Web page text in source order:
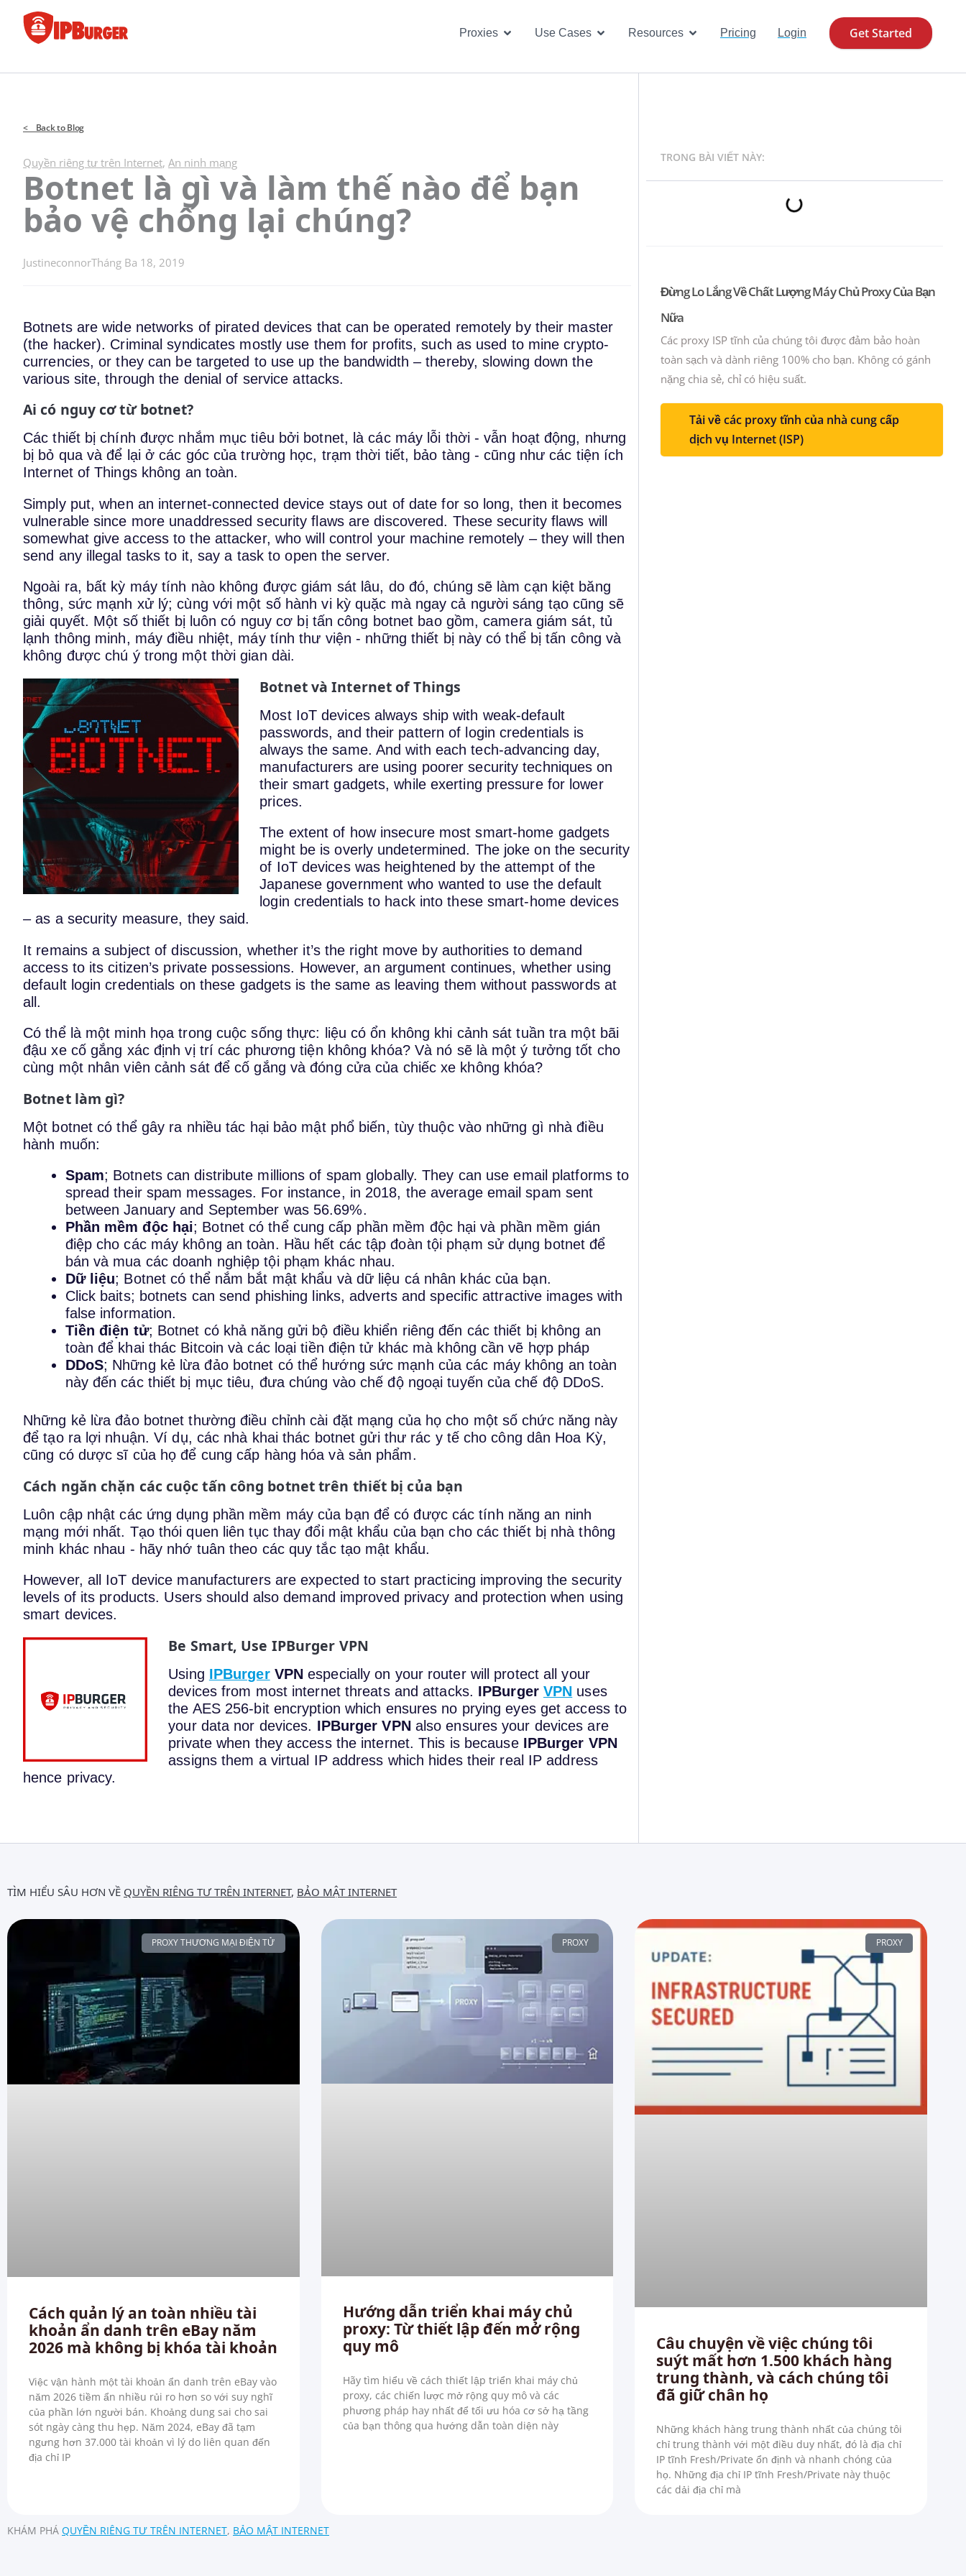
nội
Proxies Open Proxies
Use Cases Open Use Cases
Resources Open Resources
Pricing Login Get Started
< Back to Blog
Quyền riêng tư trên Internet, An ninh mạng
Botnet là gì và làm thế nào để bạn
bảo vệ chống lại chúng?
JustineconnorTháng Ba 18, 2019
Botnets are wide networks of pirated devices that can be operated remotely by their master
(the hacker). Criminal syndicates mostly use them for profits, such as used to mine crypto-
currencies, or they can be targeted to use up the bandwidth – thereby, slowing down the
various site, through the denial of service attacks.
Ai có nguy cơ từ botnet?
Các thiết bị chính được nhắm mục tiêu bởi botnet, là các máy lỗi thời - vẫn hoạt động, nhưng
bị bỏ qua và để lại ở các góc của trường học, trạm thời tiết, bảo tàng - cũng như các tiện ích
Internet of Things không an toàn.
Simply put, when an internet-connected device stays out of date for so long, then it becomes
vulnerable since more unaddressed security flaws are discovered. These security flaws will
somewhat give access to the attacker, who will control your machine remotely – they will then
send any illegal tasks to it, say a task to open the server.
Ngoài ra, bất kỳ máy tính nào không được giám sát lâu, do đó, chúng sẽ làm cạn kiệt băng
thông, sức mạnh xử lý; cùng với một số hành vi kỳ quặc mà ngay cả người sáng tạo cũng sẽ
giải quyết. Một số thiết bị luôn có nguy cơ bị tấn công botnet bao gồm, camera giám sát, tủ
lạnh thông minh, máy điều nhiệt, máy tính thư viện - những thiết bị này có thể bị tấn công và
không được chú ý trong một thời gian dài.
Botnet và Internet of Things
Most IoT devices always ship with weak-default
passwords, and their pattern of login credentials is
always the same. And with each tech-advancing day,
manufacturers are using poorer security techniques on
their smart gadgets, while exerting pressure for lower
prices.
The extent of how insecure most smart-home gadgets
might be is overly undetermined. The joke on the security
of IoT devices was heightened by the attempt of the
Japanese government who wanted to use the default
login credentials to hack into these smart-home devices
– as a security measure, they said.
It remains a subject of discussion, whether it’s the right move by authorities to demand
access to its citizen’s private possessions. However, an argument continues, whether using
default login credentials on these gadgets is the same as leaving them without passwords at
all.
Có thể là một minh họa trong cuộc sống thực: liệu có ổn không khi cảnh sát tuần tra một bãi
đậu xe cố gắng xác định vị trí các phương tiện không khóa? Và nó sẽ là một ý tưởng tốt cho
cùng một nhân viên cảnh sát để cố gắng và đóng cửa của chiếc xe không khóa?
Botnet làm gì?
Một botnet có thể gây ra nhiều tác hại bảo mật phổ biến, tùy thuộc vào những gì nhà điều
hành muốn:
Spam; Botnets can distribute millions of spam globally. They can use email platforms to
spread their spam messages. For instance, in 2018, the average email spam sent
between January and September was 56.69%.
Phần mềm độc hại; Botnet có thể cung cấp phần mềm độc hại và phần mềm gián
điệp cho các máy không an toàn. Hầu hết các tập đoàn tội phạm sử dụng botnet để
bán và mua các doanh nghiệp tội phạm khác nhau.
Dữ liệu; Botnet có thể nắm bắt mật khẩu và dữ liệu cá nhân khác của bạn.
Click baits; botnets can send phishing links, adverts and specific attractive images with
false information.
Tiền điện tử; Botnet có khả năng gửi bộ điều khiển riêng đến các thiết bị không an
toàn để khai thác Bitcoin và các loại tiền điện tử khác mà không cần vẽ hợp pháp
DDoS; Những kẻ lừa đảo botnet có thể hướng sức mạnh của các máy không an toàn
này đến các thiết bị mục tiêu, đưa chúng vào chế độ ngoại tuyến của chế độ DDoS.
Những kẻ lừa đảo botnet thường điều chỉnh cài đặt mạng của họ cho một số chức năng này
để tạo ra lợi nhuận. Ví dụ, các nhà khai thác botnet gửi thư rác y tế cho công dân Hoa Kỳ,
cũng có dược sĩ của họ để cung cấp hàng hóa và sản phẩm.
Cách ngăn chặn các cuộc tấn công botnet trên thiết bị của bạn
Luôn cập nhật các ứng dụng phần mềm máy của bạn để có được các tính năng an ninh
mạng mới nhất. Tạo thói quen liên tục thay đổi mật khẩu của bạn cho các thiết bị nhà thông
minh khác nhau - hãy nhớ tuân theo các quy tắc tạo mật khẩu.
However, all IoT device manufacturers are expected to start practicing improving the security
levels of its products. Users should also demand improved privacy and protection when using
smart devices.
Be Smart, Use IPBurger VPN
Using IPBurgerVPNespecially on your router will protect all your
devices from most internet threats and attacks. IPBurger VPN uses
the AES 256-bit encryption which ensures no prying eyes get access to
your data nor devices. IPBurger VPN also ensures your devices are
private when they access the internet. This is because IPBurger VPN
assigns them a virtual IP address which hides their real IP address
hence privacy.
TRONG BÀI VIẾT NÀY:
Đừng Lo Lắng Về Chất Lượng Máy Chủ Proxy Của Bạn
Nữa
Các proxy ISP tĩnh của chúng tôi được đảm bảo hoàn
toàn sạch và dành riêng 100% cho bạn. Không có gánh
nặng chia sẻ, chỉ có hiệu suất.
Tải về các proxy tĩnh của nhà cung cấp
dịch vụ Internet (ISP)
TÌM HIỂU SÂU HƠN VỀ QUYỀN RIÊNG TƯ TRÊN INTERNET, BẢO MẬT INTERNET
PROXY THƯƠNG MẠI ĐIỆN TỬ
Cách quản lý an toàn nhiều tài
khoản ẩn danh trên eBay năm
2026 mà không bị khóa tài khoản
Việc vận hành một tài khoản ẩn danh trên eBay vào
năm 2026 tiềm ẩn nhiều rủi ro hơn so với suy nghĩ
của phần lớn người bán. Khoảng dung sai cho sai
sót ngày càng thu hẹp. Năm 2024, eBay đã tạm
ngưng hơn 37.000 tài khoản vì lý do liên quan đến
địa chỉ IP
PROXY
Hướng dẫn triển khai máy chủ
proxy: Từ thiết lập đến mở rộng
quy mô
Hãy tìm hiểu về cách thiết lập triển khai máy chủ
proxy, các chiến lược mở rộng quy mô và các
phương pháp hay nhất để tối ưu hóa cơ sở hạ tầng
của bạn thông qua hướng dẫn toàn diện này
PROXY
Câu chuyện về việc chúng tôi
suýt mất hơn 1.500 khách hàng
trung thành, và cách chúng tôi
đã giữ chân họ
Những khách hàng trung thành nhất của chúng tôi
chỉ trung thành với một điều duy nhất, đó là địa chỉ
IP tĩnh Fresh/Private ổn định và nhanh chóng của
họ. Những địa chỉ IP tĩnh Fresh/Private này thuộc
các dải địa chỉ mà
KHÁM PHÁ QUYỀN RIÊNG TƯ TRÊN INTERNET, BẢO MẬT INTERNET